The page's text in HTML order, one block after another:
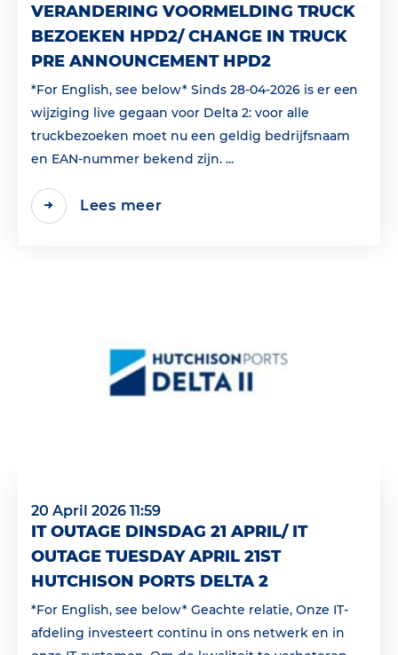
VERANDERING VOORMELDING TRUCK
BEZOEKEN HPD2/ CHANGE IN TRUCK
PRE ANNOUNCEMENT HPD2
*For English, see below* Sinds 28-04-2026 is er een
wijziging live gegaan voor Delta 2: voor alle
truckbezoeken moet nu een geldig bedrijfsnaam
en EAN‑nummer bekend zijn. ...
Lees meer
20 April 2026 11:59
IT OUTAGE DINSDAG 21 APRIL/ IT
OUTAGE TUESDAY APRIL 21ST
HUTCHISON PORTS DELTA 2
*For English, see below* Geachte relatie, Onze IT-
afdeling investeert continu in ons netwerk en in